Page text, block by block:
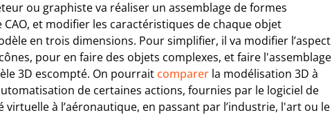
ou graphiste va réaliser un assemblage de formes
et modifier les caractéristiques de chaque objet
en trois dimensions. Pour simplifier, il va modifier l’aspect
pour en faire des objets complexes, et faire l'assemblage
3D escompté. On pourraitcomparer la modélisation 3D à
de certaines actions, fournies par le logiciel de
virtuelle à l’aéronautique, en passant par l’industrie, l'art ou le